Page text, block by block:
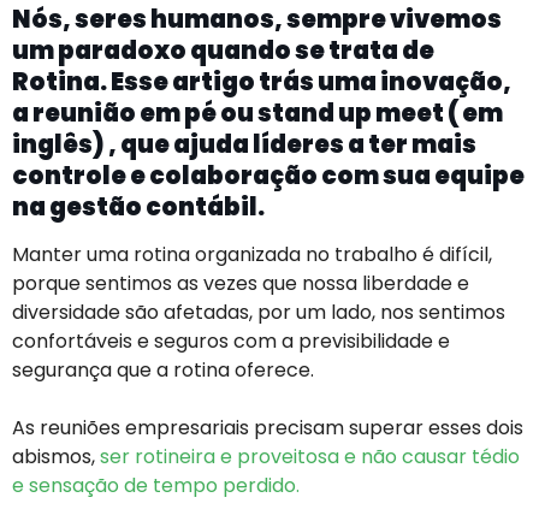
Nós, seres humanos, sempre vivemos
um paradoxo quando se trata de
Rotina. Esse artigo trás uma inovação,
a reunião em pé ou stand up meet ( em
inglês) , que ajuda líderes a ter mais
controle e colaboração com sua equipe
na gestão contábil.
Manter uma rotina organizada no trabalho é difícil,
porque sentimos as vezes que nossa liberdade e
diversidade são afetadas, por um lado, nos sentimos
confortáveis e seguros com a previsibilidade e
segurança que a rotina oferece.
As reuniões empresariais precisam superar esses dois
abismos,ser rotineira e proveitosa e não causar tédio
e sensação de tempo perdido.